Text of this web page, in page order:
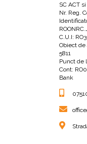
Tot
timp
În
SC ACT si
Nr. Reg.
C.U.I:
Obiect de
5811
Punct de
Cont:
Bank